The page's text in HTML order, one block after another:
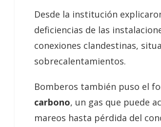
Desde la institución
deficiencias de las
conexiones clandestinas,
sobrecalentamientos.
Bomberos también puso el
carbono, un gas que puede
mareos hasta pérdida del